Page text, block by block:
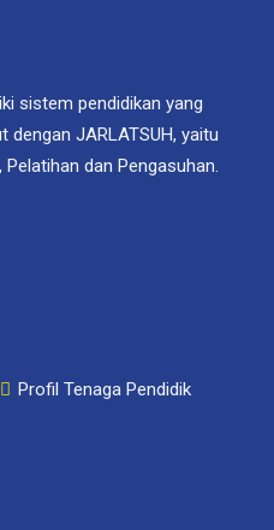
sistem pendidikan yang
dengan JARLATSUH, yaitu
dan Pengasuhan.
Profil Tenaga Pendidik